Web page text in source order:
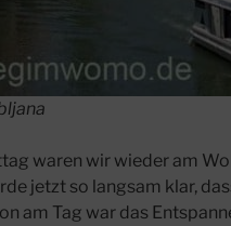
waren wir wieder am
jetzt so langsam klar,
am Tag war das